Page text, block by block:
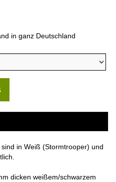
in ganz Deutschland
in Weiß (Stormtrooper) und
dicken weißem/schwarzem